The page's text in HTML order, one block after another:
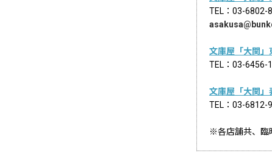
TEL：03-6802-
文庫屋「大関」
TEL：03-6456-
文庫屋「大関」
TEL：03-6812-
※各店舗共、臨